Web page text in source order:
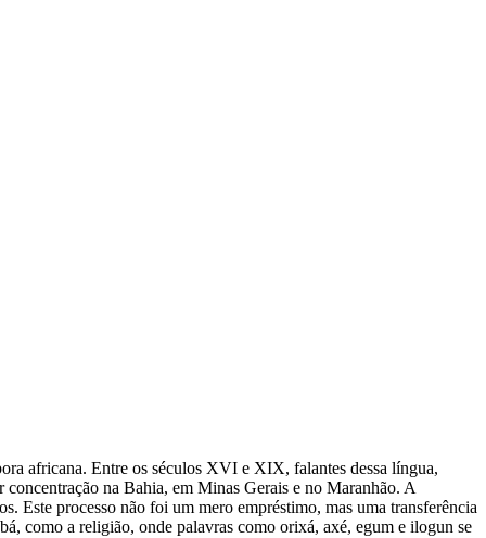
africana. Entre os séculos XVI e XIX, falantes dessa língua,
na Bahia, em Minas Gerais e no Maranhão. A
Este processo não foi um mero empréstimo, mas uma transferência
como a religião, onde palavras como orixá, axé, egum e ilogun se